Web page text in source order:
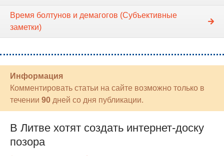
Время болтунов и демагогов (Субъективные
заметки)
Информация
Комментировать статьи на сайте возможно только в
течении 90 дней со дня публикации.
В Литве хотят создать интернет-доску
позора